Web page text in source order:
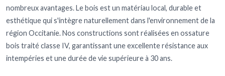
nombreux avantages. Le bois est un matériau local, durable et
esthétique qui s'intègre naturellement dans l'environnement de la
région Occitanie. Nos constructions sont réalisées en ossature
bois traité classe IV, garantissant une excellente résistance aux
intempéries et une durée de vie supérieure à 30 ans.